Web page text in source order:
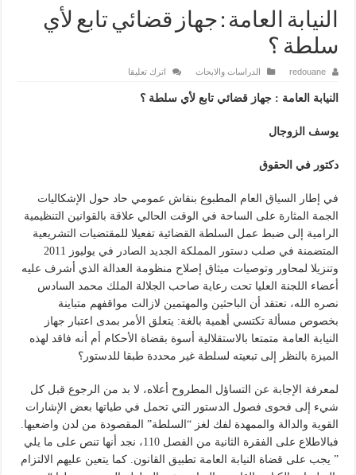
النيابة العامة : جهاز قضائي تابع لأي
سلطة ؟
redouane الدراسات والابحاث اترك تعليقا
النيابة العامة : جهاز قضائي تابع لأي سلطة ؟
يوسف الزوجال
دكتور في الحقوق
في إطار السياق العام المطبوع بنقاش عمومي حاد حول الإشكاليات
الجمة المثارة على الساحة في الوقت الحالي علاقة بالقوانين التنظيمية
الرامية إلى ضبط عمل السلطة القضائية تفعيلا للمقتضيات التشريعية
المتضمنة في صلب دستور المملكة الجديد الصادر في يوليوز 2011
وتنزيلا لمحاور وتوصيات ميثاق إصلاح منظومة العدالة الذي أشرف عليه
أعضاء اللجنة العليا تحت رعاية صاحب الجلالة الملك محمد السادس
نصره الله، نعتقد أن الباحثين والمهتمين لازالت مواقفهم متباينة
بخصوص مسألة تكتسي أهمية بالغة: يتعلق الأمر بمدى اعتبار جهاز
النيابة العامة متمتعا بالاستقلالية أسوة بقضاة الأحكام أم أنه فاقد لهذه
الميزة بالنظر إلى تبعيته لسلطة غير محددة طبقا للدستور؟
لمعرفة الإجابة عن التساؤل المطروح أعلاه، لا بد من الرجوع قبل كل
شيء إلى فحوى فصول الدستور التي تحمل في طياتها بعض الإشارات
القوية والدالة والممهدة لفك لغز “السلطة” المقصودة من لدن واضعيها.
فبالاطلاع على الفقرة الثانية من الفصل 110، نجد أنها تنص على ما يلي
” يجب على قضاة النيابة العامة تطبيق القانون. كما يتعين عليهم الالتزام